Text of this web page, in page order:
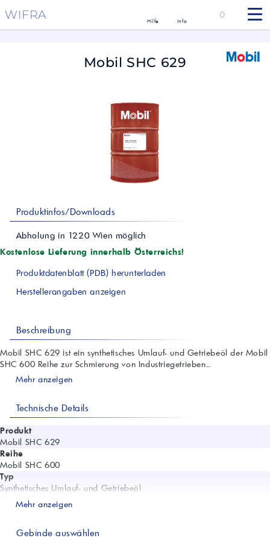
WIFRA Hilfe Info
0
Mobil SHC 629
Produktinfos/Downloads
Abholung in 1220 Wien möglich
Kostenlose Lieferung innerhalb Österreichs!
Produktdatenblatt (PDB) herunterladen
Herstellerangaben anzeigen
Beschreibung
Mobil SHC 629 ist ein synthetisches Umlauf- und Getriebeöl der Mobil
SHC 600 Reihe zur Schmierung von Industriegetrieben...
Mehr anzeigen
Technische Details
Produkt
Mobil SHC 629
Reihe
Mobil SHC 600
Typ
Synthetisches Umlauf- und Getriebeöl
ISO VG
150 cSt
Mehr anzeigen
Gebinde auswählen